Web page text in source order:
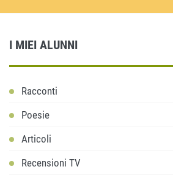
I MIEI ALUNNI
Racconti
Poesie
Articoli
Recensioni TV